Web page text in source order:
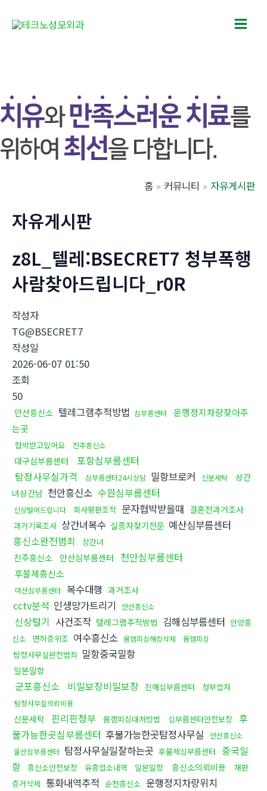
뛰
기
Main
홈 커뮤니티 자유게시판
자유게시판
z8L_텔레:BSECRET7 청부폭행
사람찾아드립니다_r0R
작성자
TG@BSECRET7
작성일
2026-06-07 01:50
조회
50
안산흥신소 텔레그램추적방법 심부름센터
운행정지차량찾아주
는곳
협박받고있어요 전주흥신소
대구심부름센터
포항심부름센터
탐정사무실가격
심부름센터24시상담 밀항브로커 신분세탁
상간
녀상간남 천안흥신소 수원심부름센터
신상털어드립니다 회사평판조작 문자협박받을때 결혼전과거조사
과거기록조사 상간녀복수 실종자찾기전문 예산심부름센터
흥신소완전범죄
상간녀
진주흥신소 안산심부름센터 천안심부름센터
후불제흥신소
마산심부름센터 복수대행 과거조사
cctv분석 인생망가트리기 안산흥신소
신상털기 사건조작 텔레그램추적방법 김해심부름센터 안양흥
신소
면허증위조 여수흥신소 몸캠피싱해킹삭제 몸캠피싱
탐정사무실완전범죄 밀항중국밀항
일본밀항
군포흥신소 비밀보장비밀보장 진해심부름센터 청부업자
탐정사무실의뢰비용
신분세탁 핀리핀청부 몸캠피싱대처방법 심부름센터안전보장
후
불가능한곳심부름센터 후불가능한곳탐정사무실
안산흥신소
울산심부름센터 탐정사무실일잘하는곳 후불제심부름센터
중국밀
항 흥신소안전보장 유흥업소내역 일본밀항 흥신소의뢰비용
재판
증거삭제 통화내역추적 순천흥신소 운행정지차량위치